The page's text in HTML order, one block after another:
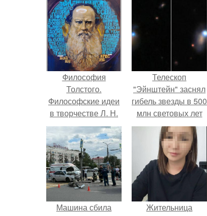
Философия
Толстого.
Философские идеи
в творчестве Л. Н.
Толстого.
Телескоп
"Эйнштейн" заснял
гибель звезды в 500
млн световых лет
от земли.
Машина сбила
Жительница